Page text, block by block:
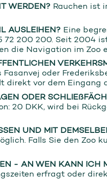
WERDEN? Rauchen ist
AUSLEIHEN? Eine
72 200 200. Seit 2004
die Navigation im Zoo
oder
direkt vor dem Eingang
ODER
20 DKK, wird bei
UND MIT
Falls Sie den Zoo
- AN WEN KANN ICH
erfragt oder